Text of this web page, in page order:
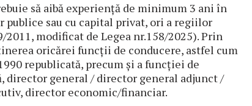
să aibă experiență de minimum 3 ani în
sau cu capital privat, ori a regiilor
modificat de Legea nr.158/2025). Prin
oricărei funcții de conducere, astfel cum
republicată, precum și a funcției de
general / director general adjunct /
director economic/financiar.